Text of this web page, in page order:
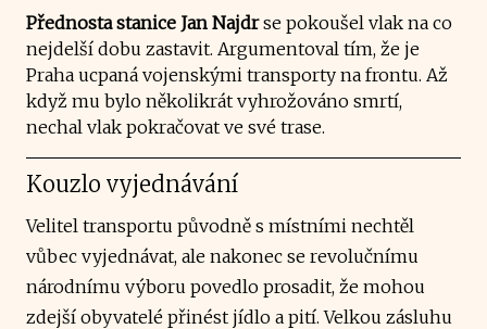
Přednosta stanice Jan Najdrse pokoušel vlak na co
nejdelší dobu zastavit. Argumentoval tím, že je
Praha ucpaná vojenskými transporty na frontu. Až
když mu bylo několikrát vyhrožováno smrtí,
nechal vlak pokračovat ve své trase.
Kouzlo vyjednávání
Velitel transportu původně s místními nechtěl
vůbec vyjednávat, ale nakonec se revolučnímu
národnímu výboru povedlo prosadit, že mohou
zdejší obyvatelé přinést jídlo a pití. Velkou zásluhu